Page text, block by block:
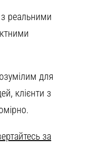
реальними
для
клієнти з
за